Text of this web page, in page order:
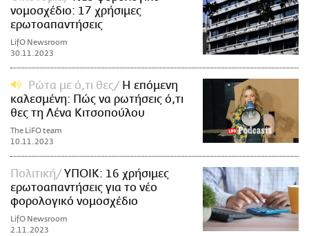
νομοσχέδιο: 17 χρήσιμες
ερωτοαπαντήσεις
LifO Newsroom
30.11.2023
Ρώτα με ό,τι θες
Η επόμενη
καλεσμένη: Πώς να ρωτήσεις ό,τι
θες τη Λένα Κιτσοπούλου
The LiFO team
10.11.2023
Πολιτική
ΥΠΟΙΚ: 16 χρήσιμες
ερωτοαπαντήσεις για το νέο
φορολογικό νομοσχέδιο
LifO Newsroom
2.11.2023